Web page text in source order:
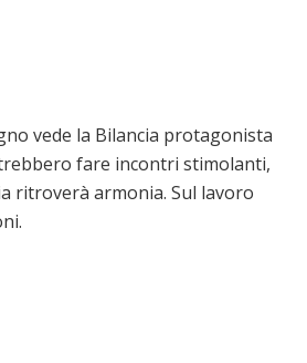
vede la Bilancia protagonista
fare incontri stimolanti,
ritroverà armonia. Sul lavoro